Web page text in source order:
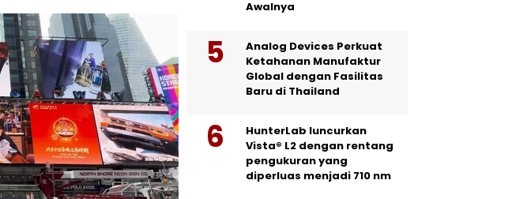
Awalnya
Analog Devices Perkuat
Ketahanan Manufaktur
Global dengan Fasilitas
Baru di Thailand
HunterLab luncurkan
Vista® L2 dengan rentang
pengukuran yang
diperluas menjadi 710 nm